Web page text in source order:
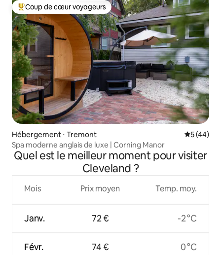
Coups de cœur voyageurs les plus appréciés
Coup de cœur voyageurs
Hébergement ⋅ Tremont
5 (44)
Spa moderne anglais de luxe | Corning Manor
Quel est le meilleur moment pour visiter
Cleveland ?
Mois
Janv.
Févr.
Prix moyen
72 €
74 €
Temp. moy.
-2 °C
0 °C